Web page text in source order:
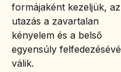
formájaként kezeljük, az
utazás a zavartalan
kényelem és a belső
egyensúly felfedezésévé
válik.